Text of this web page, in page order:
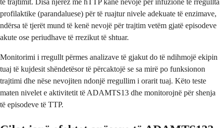
të trajtimit. Disa njerëz me hTTP kanë nevojë për infuzione të rregullta
profilaktike (parandaluese) për të ruajtur nivele adekuate të enzimave,
ndërsa të tjerët mund të kenë nevojë për trajtim vetëm gjatë episodeve
akute ose periudhave të rrezikut të shtuar.
Monitorimi i rregullt përmes analizave të gjakut do të ndihmojë ekipin
tuaj të kujdesit shëndetësor të përcaktojë se sa mirë po funksionon
trajtimi dhe nëse nevojiten ndonjë rregullim i orarit tuaj. Këto teste
maten nivelet e aktivitetit të ADAMTS13 dhe monitorojnë për shenja
të episodeve të TTP.